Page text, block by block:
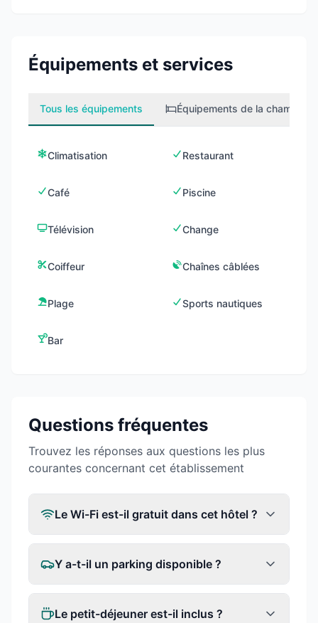
Équipements et services
Tous les équipements Équipements de la chambre
Climatisation Restaurant
Café Piscine
Télévision Change
Coiffeur Chaînes câblées
Plage Sports nautiques
Bar
Questions fréquentes
Trouvez les réponses aux questions les plus
courantes concernant cet établissement
Le Wi-Fi est-il gratuit dans cet hôtel ?
Y a-t-il un parking disponible ?
Le petit-déjeuner est-il inclus ?